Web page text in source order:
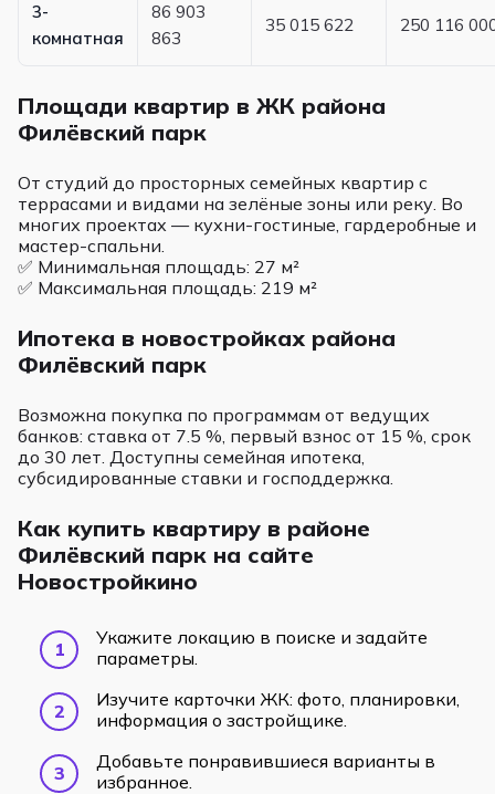
3-
комнатная
86 903
863
35 015 622 250 116
Площади квартир в ЖК района
Филёвский парк
От студий до просторных семейных квартир с
террасами и видами на зелёные зоны или реку. Во
многих проектах — кухни-гостиные, гардеробные и
мастер-спальни.
✅ Минимальная площадь: 27 м²
✅ Максимальная площадь: 219 м²
Ипотека в новостройках района
Филёвский парк
Возможна покупка по программам от ведущих
банков: ставка от 7.5 %, первый взнос от 15 %, срок
до 30 лет. Доступны семейная ипотека,
субсидированные ставки и господдержка.
Как купить квартиру в районе
Филёвский парк на сайте
Новостройкино
Укажите локацию в поиске и задайте
параметры.
Изучите карточки ЖК: фото, планировки,
информация о застройщике.
Добавьте понравившиеся варианты в
избранное.